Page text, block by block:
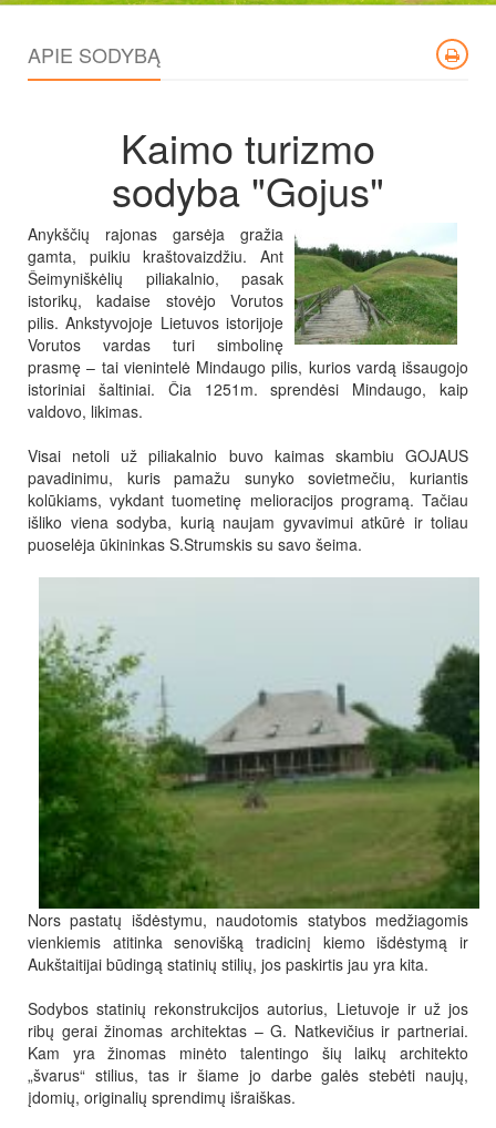
APIE SODYBĄ
Kaimo turizmo
sodyba "Gojus"
Anykščių rajonas garsėja gražia
gamta, puikiu kraštovaizdžiu. Ant
Šeimyniškėlių piliakalnio, pasak
istorikų, kadaise stovėjo Vorutos
pilis. Ankstyvojoje Lietuvos istorijoje
Vorutos vardas turi simbolinę
prasmę – tai vienintelė Mindaugo pilis, kurios vardą išsaugojo
istoriniai šaltiniai. Čia 1251m. sprendėsi Mindaugo, kaip
valdovo, likimas.
Visai netoli už piliakalnio buvo kaimas skambiu GOJAUS
pavadinimu, kuris pamažu sunyko sovietmečiu, kuriantis
kolūkiams, vykdant tuometinę melioracijos programą. Tačiau
išliko viena sodyba, kurią naujam gyvavimui atkūrė ir toliau
puoselėja ūkininkas S.Strumskis su savo šeima.
Nors pastatų išdėstymu, naudotomis statybos medžiagomis
vienkiemis atitinka senovišką tradicinį kiemo išdėstymą ir
Aukštaitijai būdingą statinių stilių, jos paskirtis jau yra kita.
Sodybos statinių rekonstrukcijos autorius, Lietuvoje ir už jos
ribų gerai žinomas architektas – G. Natkevičius ir partneriai.
Kam yra žinomas minėto talentingo šių laikų architekto
„švarus“ stilius, tas ir šiame jo darbe galės stebėti naujų,
įdomių, originalių sprendimų išraiškas.